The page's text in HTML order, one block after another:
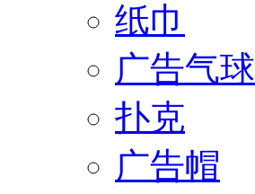
纸巾
广告气球
扑克
广告帽